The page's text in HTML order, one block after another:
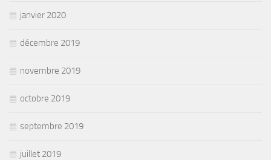
janvier 2020
décembre 2019
novembre 2019
octobre 2019
septembre 2019
juillet 2019